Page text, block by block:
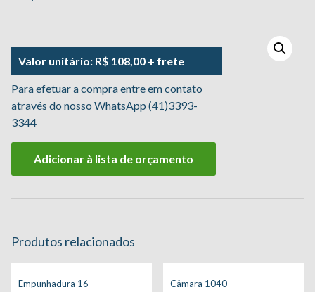
Valor unitário: R$ 108,00 + frete
Para efetuar a compra entre em contato
através do nosso WhatsApp (41)3393-
3344
Adicionar à lista de orçamento
Produtos relacionados
Empunhadura 16 Câmara 1040